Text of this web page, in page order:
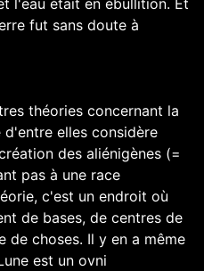
fut sans doute à
théories concernant la
elles considère
des aliénigènes (=
pas à une race
c'est un endroit où
de bases, de centres de
de choses. Il y en a même
est un ovni